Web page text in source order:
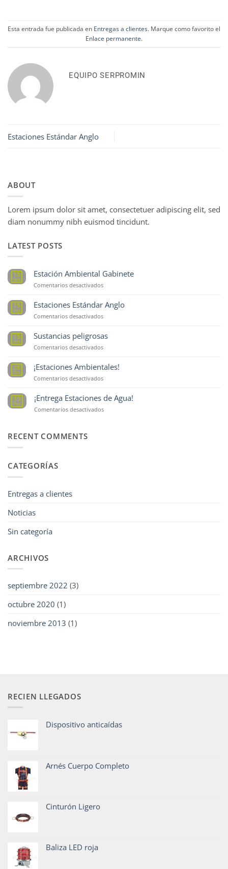
Esta entrada fue publicada en Entregas a clientes. Marque como favorito el
Enlace permanente.
EQUIPO SERPROMIN
Estaciones Estándar Anglo
ABOUT
Lorem ipsum dolor sit amet, consectetuer adipiscing elit, sed
diam nonummy nibh euismod tincidunt.
LATEST POSTS
15
Sep
Estación Ambiental Gabinete
Comentarios desactivadosen
Ambiental
Gabinete
15
Sep
Estaciones Estándar Anglo
Comentarios desactivadosen
Anglo
15
Sep
Sustancias peligrosas
Comentarios desactivadosen
peligrosas
28
Oct
¡Estaciones Ambientales!
Comentarios desactivadosen
Ambientales!
19
Nov
¡Entrega Estaciones de Agua!
Comentarios desactivadosen
RECENT COMMENTS
CATEGORÍAS
Entregas a clientes
Noticias
Sin categoría
ARCHIVOS
septiembre 2022 (3)
octubre 2020 (1)
noviembre 2013 (1)
RECIEN LLEGADOS
Dispositivo anticaídas
Arnés Cuerpo Completo
Cinturón Ligero
Baliza LED roja